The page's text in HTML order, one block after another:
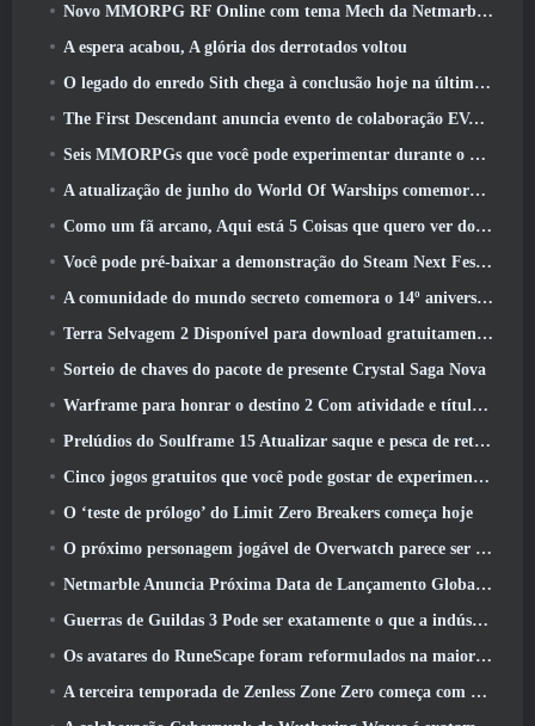
Novo MMORPG RF Online com tema Mech da Netmarble será lançado globalmente
A espera acabou, A glória dos derrotados voltou
O legado do enredo Sith chega à conclusão hoje na última atualização do SWTOR
The First Descendant anuncia evento de colaboração EVANGELION
Seis MMORPGs que você pode experimentar durante o Steam Next Fest
A atualização de junho do World Of Warships comemora o Dia da Independência dos EUA com uma nova campanha narrativa
Como um fã arcano, Aqui está 5 Coisas que quero ver do MMO Riot
Você pode pré-baixar a demonstração do Steam Next Fest de Embers Of The Uncrowned Tomorrow
A comunidade do mundo secreto comemora o 14º aniversário com um mistério que eles devem resolver juntos
Terra Selvagem 2 Disponível para download gratuitamente (E manter) Por tempo limitado
Sorteio de chaves do pacote de presente Crystal Saga Nova
Warframe para honrar o destino 2 Com atividade e título especiais no jogo
Prelúdios do Soulframe 15 Atualizar saque e pesca de retrabalhos
Cinco jogos gratuitos que você pode gostar de experimentar durante o Bullet Fest
O ‘teste de prólogo’ do Limit Zero Breakers começa hoje
O próximo personagem jogável de Overwatch parece ser um chefe do crime ciborgue sobrecarregado
Netmarble Anuncia Próxima Data de Lançamento Global RF Online
Guerras de Guildas 3 Pode ser exatamente o que a indústria de MMO precisa agora
Os avatares do RuneScape foram reformulados na maior atualização visual do jogo nos últimos dez anos
A terceira temporada de Zenless Zone Zero começa com uma viagem para uma ilha Bangboo no céu, E para a plataforma Steam